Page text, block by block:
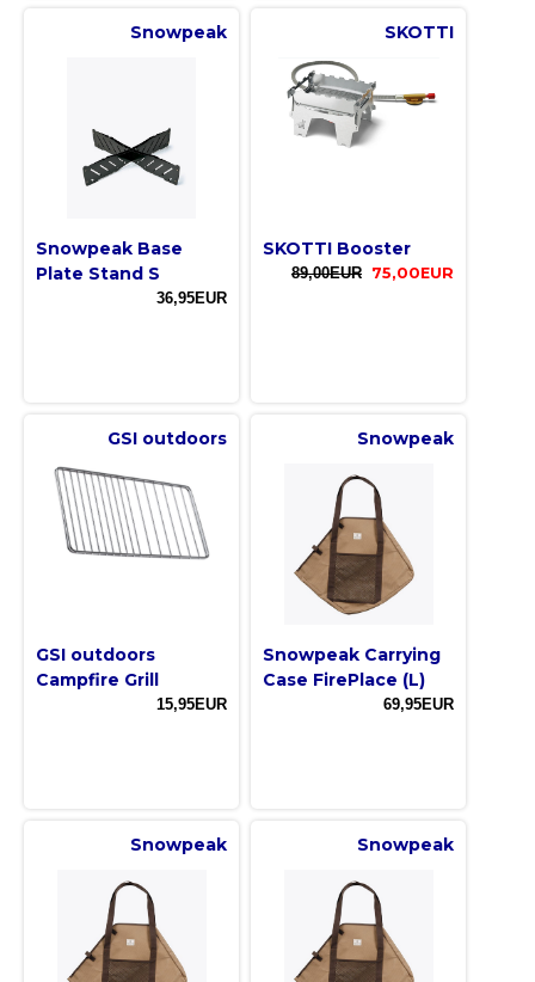
Snowpeak
Snowpeak Base
Plate Stand S
36,95EUR
SKOTTI
SKOTTI Booster
89,00EUR 75,00EUR
GSI outdoors
GSI outdoors
Campfire Grill
15,95EUR
Snowpeak
Snowpeak Carrying
Case FirePlace (L)
69,95EUR
Snowpeak Snowpeak